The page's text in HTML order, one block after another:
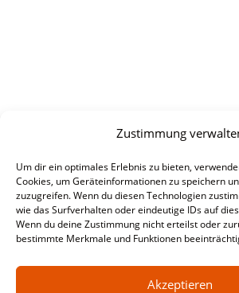
Zustimmung
Um dir ein optimales Erlebnis zu bieten,
Cookies, um Geräteinformationen zu speichern
zuzugreifen. Wenn du diesen Technologien
wie das Surfverhalten oder eindeutige IDs auf
Wenn du deine Zustimmung nicht erteilst oder
bestimmte Merkmale und Funktionen
Akzeptieren